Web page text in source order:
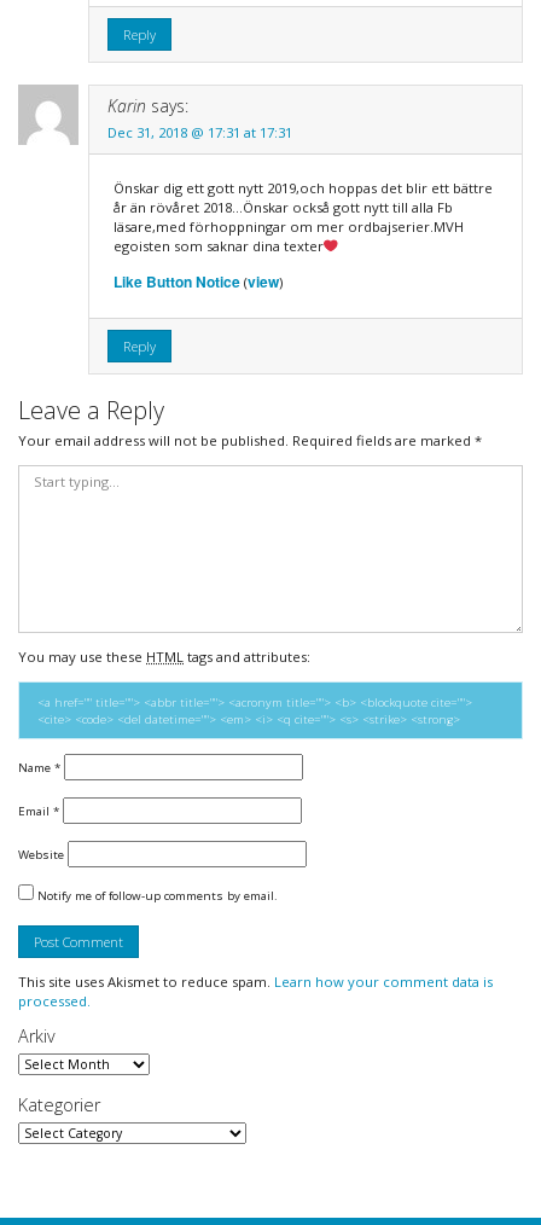
Reply
Karin says:
Dec 31, 2018 @ 17:31 at 17:31
Önskar dig ett gott nytt 2019,och hoppas det blir ett bättre
år än rövåret 2018…Önskar också gott nytt till alla Fb
läsare,med förhoppningar om mer ordbajserier.MVH
egoisten som saknar dina texter
Like Button Notice(view)
Reply
Leave a Reply
Your email address will not be published. Required fields are marked *
You may use these HTML tags and attributes:
<a href="" title=""> <abbr title=""> <acronym title=""> <b> <blockquote cite="">
<cite> <code> <del datetime=""> <em> <i> <q cite=""> <s> <strike> <strong>
Name *
Email *
Website
Notify me of follow-up comments by email.
This site uses Akismet to reduce spam. Learn how your comment data is
processed.
Arkiv
Arkiv
Kategorier
Kategorier